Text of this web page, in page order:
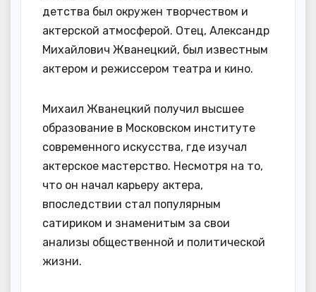
детства был окружен творчеством и
актерской атмосферой. Отец, Александр
Михайлович Жванецкий, был известным
актером и режиссером театра и кино.
Михаил Жванецкий получил высшее
образование в Московском институте
современного искусства, где изучал
актерское мастерство. Несмотря на то,
что он начал карьеру актера,
впоследствии стал популярным
сатириком и знаменитым за свои
анализы общественной и политической
жизни.